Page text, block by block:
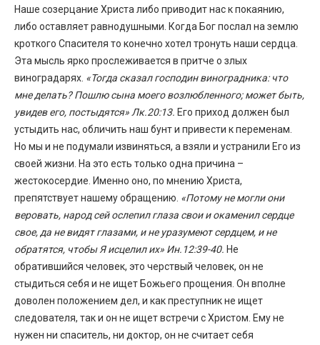
Наше созерцание Христа либо приводит нас к покаянию,
либо оставляет равнодушными. Когда Бог послал на землю
кроткого Спасителя то конечно хотел тронуть наши сердца.
Эта мысль ярко прослеживается в притче о злых
виноградарях. «Тогда сказал господин виноградника: что
мне делать? Пошлю сына моего возлюбленного; может быть,
увидев его, постыдятся» Лк.20:13. Его приход должен был
устыдить нас, обличить наш бунт и привести к переменам.
Но мы и не подумали извиняться, а взяли и устранили Его из
своей жизни. На это есть только одна причина –
жестокосердие. Именно оно, по мнению Христа,
препятствует нашему обращению. «Потому не могли они
веровать, народ сей ослепил глаза свои и окаменил сердце
свое, да не видят глазами, и не уразумеют сердцем, и не
обратятся, чтобы Я исцелил их» Ин.12:39-40. Не
обратившийся человек, это черствый человек, он не
стыдиться себя и не ищет Божьего прощения. Он вполне
доволен положением дел, и как преступник не ищет
следователя, так и он не ищет встречи с Христом. Ему не
нужен ни спаситель, ни доктор, он не считает себя